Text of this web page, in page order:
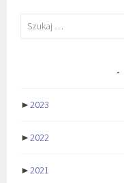
Szukaj:
►2023
►2022
►2021